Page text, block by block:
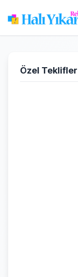
Özel Teklifler